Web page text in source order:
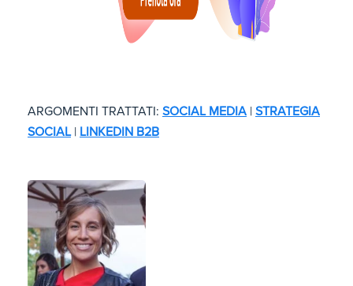
ARGOMENTI TRATTATI: SOCIAL MEDIA | STRATEGIA
SOCIAL | LINKEDIN B2B